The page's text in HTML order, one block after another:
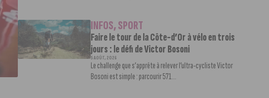
INFOS,SPORT
Faire le tour de la Côte-d’Or à vélo en trois
jours : le défi de Victor Bosoni
5 AOÛT, 2026
Le challenge que s’apprête à relever l’ultra-cycliste Victor
Bosoni est simple : parcourir 571...